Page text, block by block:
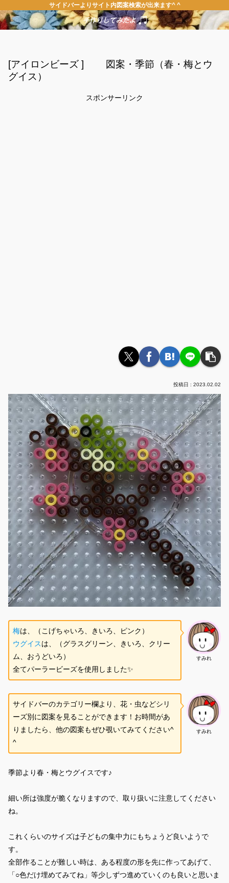
サイドバーよりサイト内図案検索が出来ます^ ^
[アイロンビーズ ] 図案・季節（春・梅とウ
グイス）
スポンサーリンク
2023.02.02
すみれ
梅は、（こげちゃいろ、きいろ、ピンク）
ウグイスは、（グラスグリーン、きいろ、クリー
ム、おうどいろ）
全てパーラービーズを使用しました✨
すみれ
サイドバーのカテゴリー欄より、花・虫などシリ
ーズ別に図案を見ることができます！お時間があ
りましたら、他の図案もぜひ覗いてみてください^
^
季節より春・梅とウグイスです♪
細い所は強度が脆くなりますので、取り扱いに注意してください
ね。
これくらいのサイズは子どもの集中力にもちょうど良いようで
す。
全部作ることが難しい時は、ある程度の形を先に作ってあげて、
「○色だけ埋めてみてね」等少しずつ進めていくのも良いと思いま